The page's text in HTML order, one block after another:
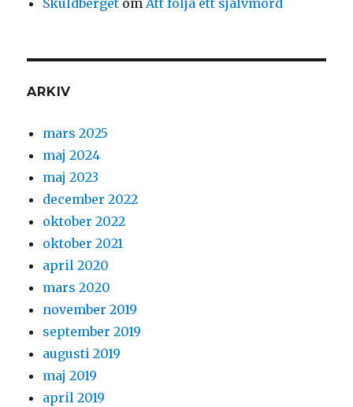
ARKIV
mars 2025
maj 2024
maj 2023
december 2022
oktober 2022
oktober 2021
april 2020
mars 2020
november 2019
september 2019
augusti 2019
maj 2019
april 2019